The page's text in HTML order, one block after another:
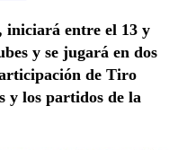
iniciará entre el 13 y
y se jugará en dos
de Tiro
y los partidos de la